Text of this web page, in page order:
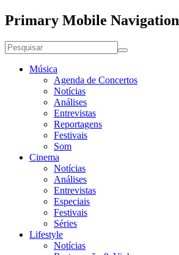
Primary Mobile Navigation
Música
Agenda de Concertos
Notícias
Análises
Entrevistas
Reportagens
Festivais
Som
Cinema
Notícias
Análises
Entrevistas
Especiais
Festivais
Séries
Lifestyle
Notícias